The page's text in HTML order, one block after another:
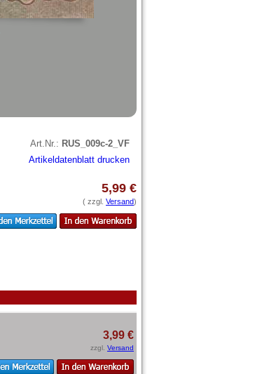
Art.Nr.: RUS_009c-2_VF
Artikeldatenblatt drucken
5,99 €
( zzgl. Versand)
3,99 €
zzgl. Versand